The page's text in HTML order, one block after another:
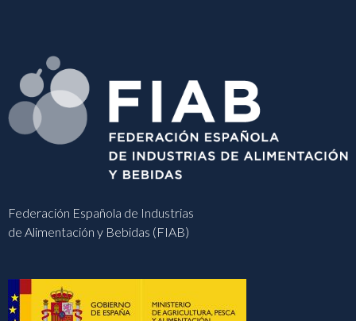
Federación Española de Industrias
de Alimentación y Bebidas (FIAB)